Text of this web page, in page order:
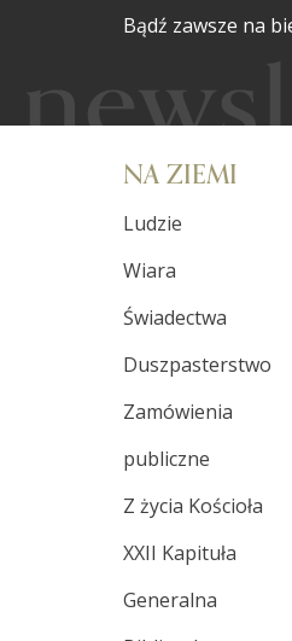
Bądź zawsze na
NA ZIEMI
Ludzie
Wiara
Świadectwa
Duszpasterstwo
Zamówienia
publiczne
Z życia Kościoła
XXII Kapituła
Generalna